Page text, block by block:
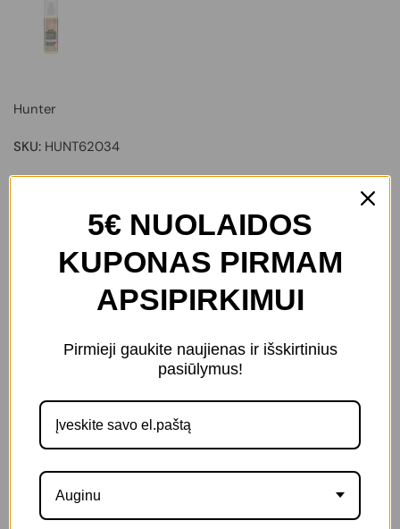
Hunter
SKU: HUNT62034
purškalas šunims nuo
niežulio
Pakuotė
€10,00
5€ NUOLAIDOS
KUPONAS PIRMAM
APSIPIRKIMUI
Pirmieji gaukite naujienas ir išskirtinius
pasiūlymus!
Auginu